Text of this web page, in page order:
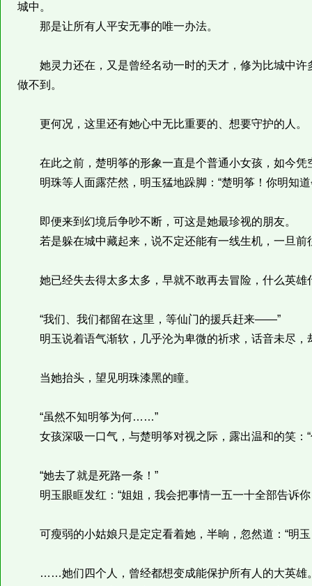
城中。
那是让所有人平安无事的唯一办法。
她灵力还在，又是曾经名动一时的天才，修为比城中许
做不到。
更何况，这里还有她心中无比重要的、想要守护的人。
在此之前，楚明筝的形象一直是个普通小女孩，如今凭
明珠等人面露茫然，明玉猛地跺脚：“楚明筝！你明知道
即便来到幻境后争吵不断，可这是她最珍视的朋友。
若是躲在城中藏起来，说不定还能有一线生机，一旦前
她已经失去得太多太多，早就不敢再去冒险，什么英雄
“我们、我们都留在这里，等仙门的援兵赶来——”
明玉说着语气渐软，几乎沦为卑微的祈求，话音未尽，
当她抬头，望见明珠漆黑的瞳。
“虽然不知明筝为何……”
女孩深吸一口气，与楚明筝对视之际，露出温和的笑：“
“她去了就是死路一条！”
明玉眼眶发红：“姐姐，我会把事情一五一十全部告诉
可瘦弱的小姑娘只是定定看着她，半晌，忽然道：“明玉
……她们四个人，曾经都想变成能保护所有人的大英雄